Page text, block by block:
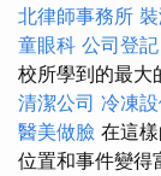
北律師事務所
童眼科 公司登記
校所學到的最大
清潔公司 冷凍
醫美做臉 在這
位置和事件變得